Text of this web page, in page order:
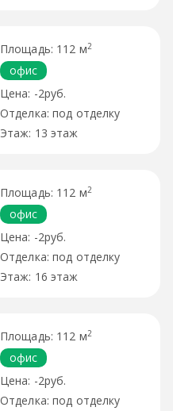
112 м2
офис
-2руб.
под отделку
13 этаж
112 м2
офис
-2руб.
под отделку
16 этаж
112 м2
офис
-2руб.
под отделку